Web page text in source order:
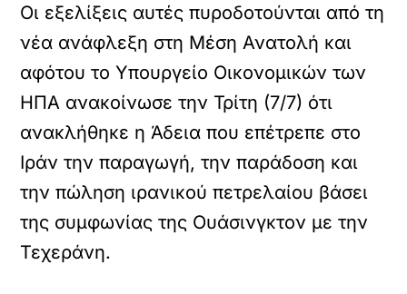
Οι εξελίξεις αυτές πυροδοτούνται από τη
νέα ανάφλεξη στη Μέση Ανατολή και
αφότου το Υπουργείο Οικονομικών των
ΗΠΑ ανακοίνωσε την Τρίτη (7/7) ότι
ανακλήθηκε η Άδεια που επέτρεπε στο
Ιράν την παραγωγή, την παράδοση και
την πώληση ιρανικού πετρελαίου βάσει
της συμφωνίας της Ουάσινγκτον με την
Τεχεράνη.